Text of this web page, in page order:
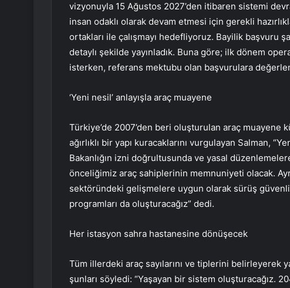
vizyonuyla 15 Ağustos 2027’den itibaren sistemi
insan odaklı olarak devam etmesi için gerekli
ortakları ile çalışmayı hedefliyoruz. Bayilik başvuru
detaylı şekilde yayınladık. Buna göre; ilk dönem
isterken, referans mektubu olan başvurulara
‘Yeni nesil’ anlayışla araç muayene
Türkiye’de 2007’den beri oluşturulan araç muayene
ağırlıklı bir yapı kuracaklarını vurgulayan Salman,
Bakanlığın izni doğrultusunda ve yasal
önceliğimiz araç sahiplerinin memnuniyeti olacak.
sektöründeki gelişmelere uygun olarak sürüş
programları da oluşturacağız” dedi.
Her istasyon sahra hastanesine dönüşecek
Tüm illerdeki araç sayılarını ve tiplerini belirleyerek
şunları söyledi: “Yaşayan bir sistem oluşturacağız.